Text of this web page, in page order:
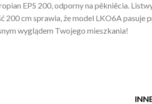
EPS 200, odporny na pêkniêcia.
200 cm sprawia, że model LKO6A
wyglądem Twojego mieszkania!